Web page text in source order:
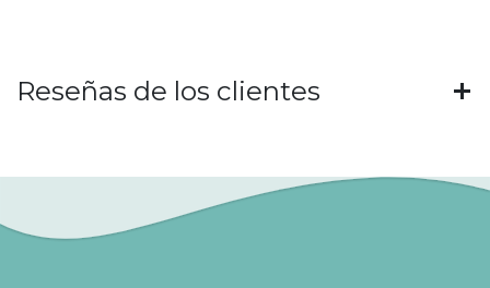
Reseñas de los clientes